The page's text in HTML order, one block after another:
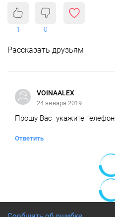
1 0
Рассказать друзьям
VOINAALEX
24 января 2019
Прошу Вас укажите телефон
Ответить